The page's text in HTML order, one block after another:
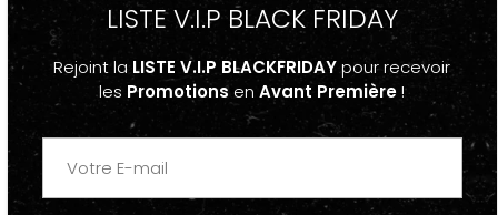
• Capacité: 21 L (5,5 gallons)
• Poids maximum: 15 kg (33 lb)
• Résistant à l'eau
• 2 poches latérales pour bouteilles d'eau
• Grande poche intérieure pour ordinateur portable 15 "
• Poche frontale avec fermeture éclair et logo
Champion brodé avec compartiment de rangement
(une poche avec fermeture éclair, 2 poches pour
téléphone portable et passeport et 3 étuis à stylos).
LISTE V.I.P BLACK FRIDAY
Rejoint la LISTE V.I.P BLACKFRIDAYpour recevoir
les Promotions en Avant Première!